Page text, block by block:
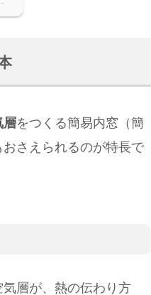
層をつくる簡易内窓（簡
さえられるのが特長で
層が、熱の伝わり方